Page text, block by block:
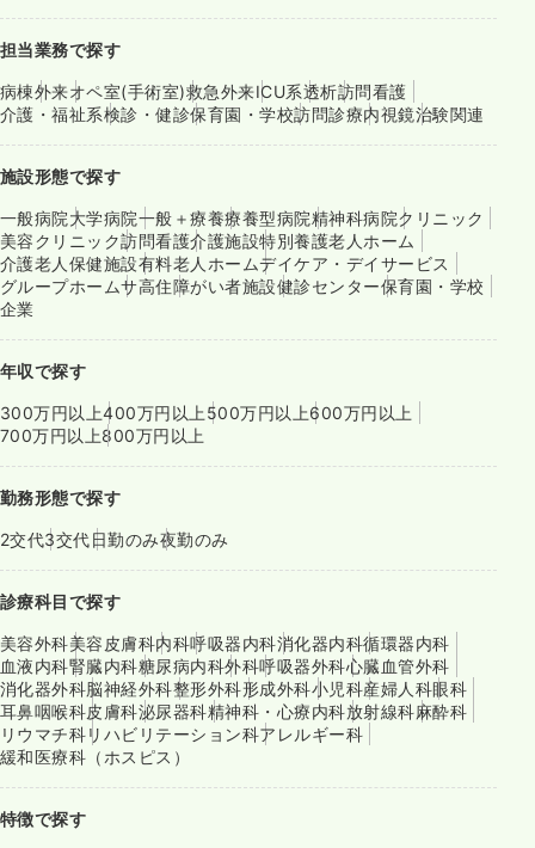
担当業務で探す
病棟外来オペ室(手術室)救急外来ICU系透析訪問看護
介護・福祉系検診・健診保育園・学校訪問診療内視鏡治験関連
施設形態で探す
一般病院大学病院一般＋療養療養型病院精神科病院クリニック
美容クリニック訪問看護介護施設特別養護老人ホーム
介護老人保健施設有料老人ホームデイケア・デイサービス
グループホームサ高住障がい者施設健診センター保育園・学校
企業
年収で探す
300万円以上400万円以上500万円以上600万円以上
700万円以上800万円以上
勤務形態で探す
2交代3交代日勤のみ夜勤のみ
診療科目で探す
美容外科美容皮膚科内科呼吸器内科消化器内科循環器内科
血液内科腎臓内科糖尿病内科外科呼吸器外科心臓血管外科
消化器外科脳神経外科整形外科形成外科小児科産婦人科眼科
耳鼻咽喉科皮膚科泌尿器科精神科・心療内科放射線科麻酔科
リウマチ科リハビリテーション科アレルギー科
緩和医療科（ホスピス）
特徴で探す